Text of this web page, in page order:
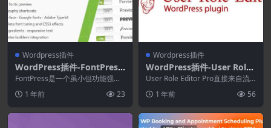
Wordpress插件
WordPress插件-FontPress
3.4.3–WordPress字体管理
器
FontPress是一个虽小但功能强大
题，几乎管理任...
1 年前 23
Wordpress插件
WordPress插件-User Role
Editor Pro 4.64.8
User Role Editor Pro直接来自流
1 年前 56